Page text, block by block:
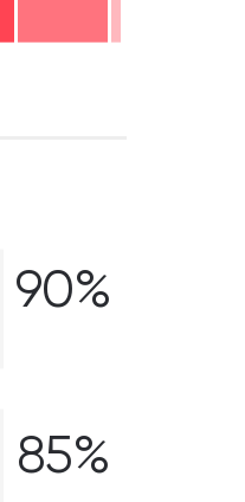
90%
85%